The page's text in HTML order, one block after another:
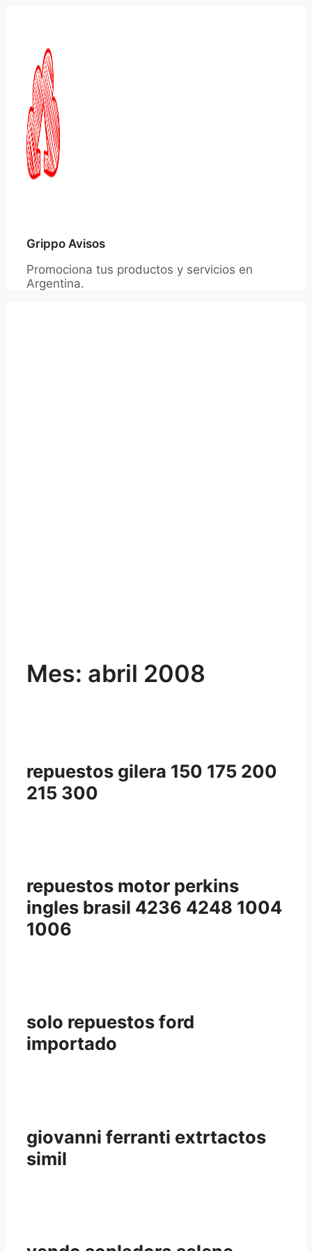
Grippo Avisos
Promociona tus productos y servicios en
Argentina.
Mes: abril 2008
repuestos gilera 150 175 200
215 300
repuestos motor perkins
ingles brasil 4236 4248 1004
1006
solo repuestos ford
importado
giovanni ferranti extrtactos
simil